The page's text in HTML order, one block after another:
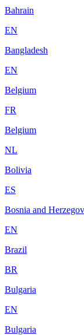
Bahrain
EN
Bangladesh
EN
Belgium
FR
Belgium
NL
Bolivia
ES
Bosnia and
EN
Brazil
BR
Bulgaria
EN
Bulgaria